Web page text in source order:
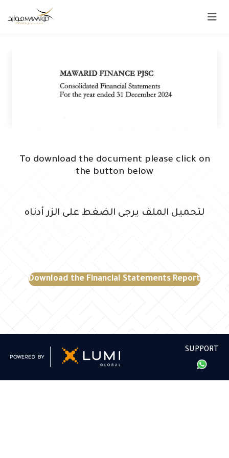
To download the document please click on
the button below
لتحميل الملف يرجى الضغط على الزر أدناه
Download the Financial Statements Report
SUPPORT